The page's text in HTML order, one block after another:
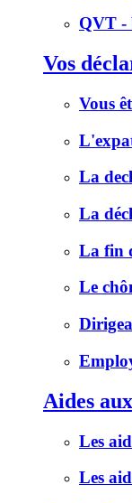
QVT -
Vos
Vous
La
La
La fin
Le
Aides
Les
Les